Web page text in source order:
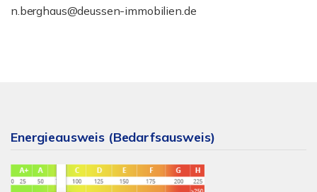
n.berghaus@deussen-immobilien.de
Energieausweis (Bedarfsausweis)